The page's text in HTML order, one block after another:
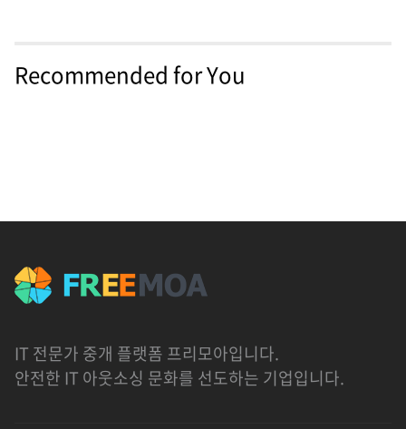
Recommended for You
IT 전문가 중개 플랫폼 프리모아입니다.
안전한 IT 아웃소싱 문화를 선도하는 기업입니다.